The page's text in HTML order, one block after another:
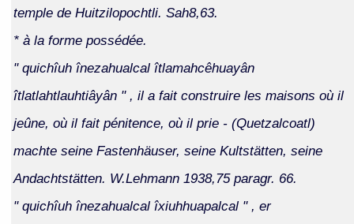
temple de Huitzilopochtli. Sah8,63.
* à la forme possédée.
" quichîuh înezahualcal îtlamahcêhuayân
îtlatlahtlauhtiâyân " , il a fait construire les maisons où il
jeûne, où il fait pénitence, où il prie - (Quetzalcoatl)
machte seine Fastenhäuser, seine Kultstätten, seine
Andachtstätten. W.Lehmann 1938,75 paragr. 66.
" quichîuh înezahualcal îxiuhhuapalcal " , er